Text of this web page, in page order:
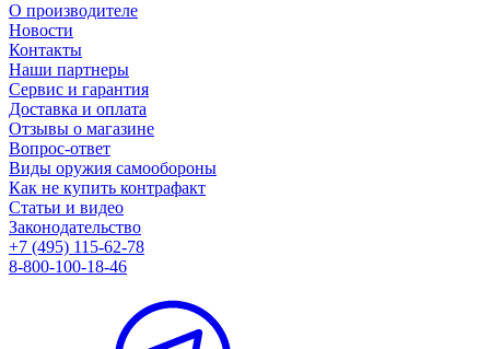
О производителе
Новости
Контакты
Наши партнеры
Сервис и гарантия
Доставка и оплата
Отзывы о магазине
Вопрос-ответ
Виды оружия самообороны
Как не купить контрафакт
Статьи и видео
Законодательство
+7 (495) 115-62-78
8-800-100-18-46